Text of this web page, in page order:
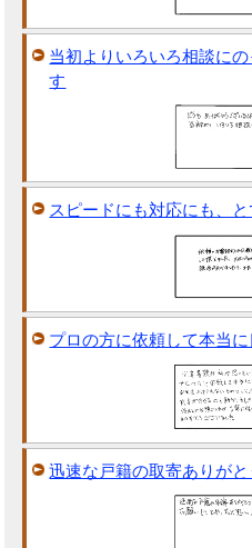
当初よりいろいろ相談に
す
スピードにも対応にも、
プロの方に依頼して本当
迅速な戸籍の取寄ありが